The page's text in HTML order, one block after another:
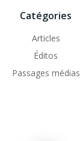
Catégories
Articles
Éditos
Passages médias